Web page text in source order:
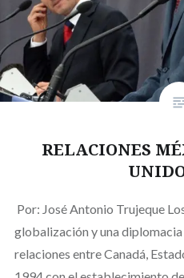
RELACIONES
Por: José Antonio Trujeque
globalización y una diplomacia
relaciones entre Canadá,